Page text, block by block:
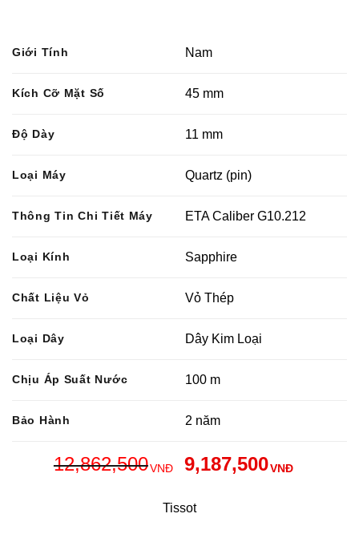
Giới Tính Nam
Kích Cỡ Mặt Số 45 mm
Độ Dày 11 mm
Loại Máy Quartz (pin)
Thông Tin Chi Tiết Máy ETA Caliber G10.212
Loại Kính Sapphire
Chất Liệu Vỏ Vỏ Thép
Loại Dây Dây Kim Loại
Chịu Áp Suất Nước 100 m
Bảo Hành 2 năm
12,862,500VNĐ 9,187,500VNĐ
Tissot